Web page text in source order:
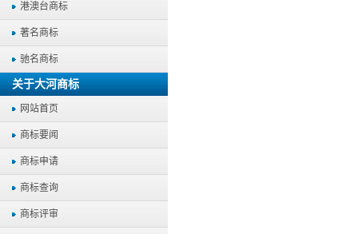
港澳台商标
著名商标
驰名商标
关于大河商标
网站首页
商标要闻
商标申请
商标查询
商标评审